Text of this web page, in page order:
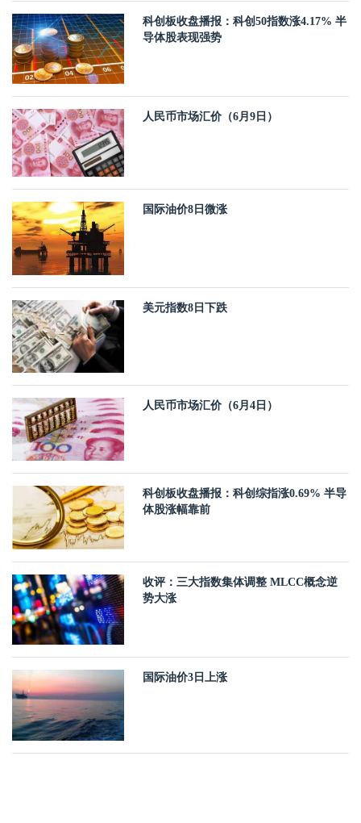
科创板收盘播报：科创50指数涨4.17% 半
导体股表现强势
人民币市场汇价（6月9日）
国际油价8日微涨
美元指数8日下跌
人民币市场汇价（6月4日）
科创板收盘播报：科创综指涨0.69% 半导
体股涨幅靠前
收评：三大指数集体调整 MLCC概念逆
势大涨
国际油价3日上涨